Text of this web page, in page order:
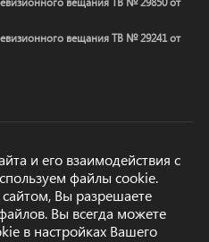
вещания ТВ № 29241 от
ОТПРАВИТЬ
и его взаимодействия с
файлы cookie.
Вы разрешаете
Вы всегда можете
в настройках Вашего